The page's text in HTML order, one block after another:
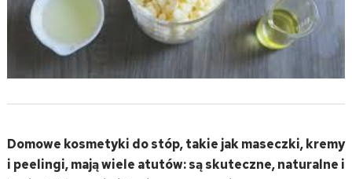
Domowe kosmetyki do stóp, takie jak maseczki, kremy
i peelingi, mają wiele atutów: są skuteczne, naturalne i